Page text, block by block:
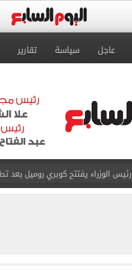
عاجل سياسة تقارير
رئيس الوزراء يفتتح كوبري روميل بعد
محمد صلاح يشعل اقتصاد طرابزون..
رئيس الوزراء يتفقد مركز العزيمة